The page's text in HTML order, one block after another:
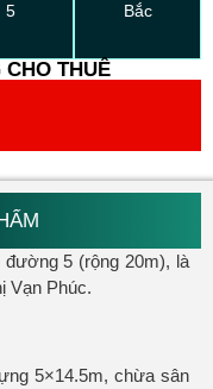
5
Bắc
THUÊ
đường 5 (rộng 20m), là
Vạn Phúc.
5×14.5m, chừa sân